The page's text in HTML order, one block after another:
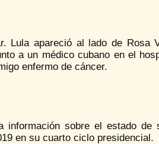
Lula apareció al lado de Rosa
a un médico cubano en el
enfermo de cáncer.
información sobre el estado
en su cuarto ciclo presidencial.